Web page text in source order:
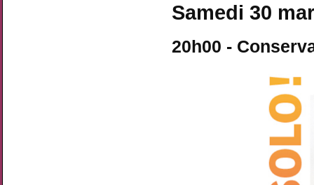
Samedi 30
20h00 -